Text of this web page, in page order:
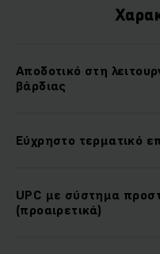
Αποδοτικό στη
βάρδιας
Εύχρηστο τερματικό
UPC με σύστημα
(προαιρετικά)